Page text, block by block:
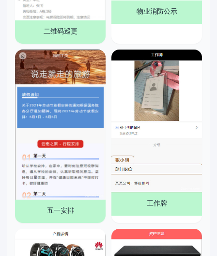
二维码巡更
物业消防公示
五一安排
工作牌